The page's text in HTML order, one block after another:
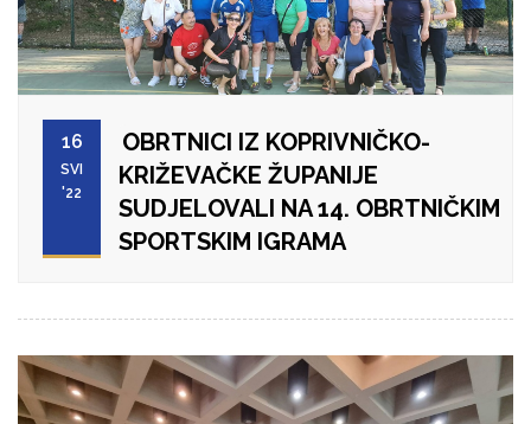
16
SVI
'22
OBRTNICI IZ KOPRIVNIČKO-
KRIŽEVAČKE ŽUPANIJE
SUDJELOVALI NA 14. OBRTNIČKIM
SPORTSKIM IGRAMA